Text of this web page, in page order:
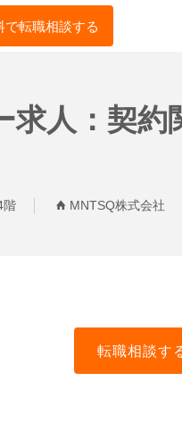
で転職相談する
求人：契
階 MNTSQ株式会社